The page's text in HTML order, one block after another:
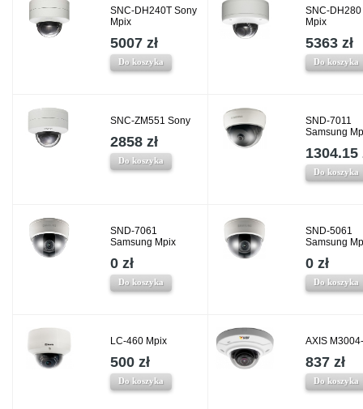
SNC-DH240T Sony
Mpix
5007 zł
Do koszyka
SNC-
Mpix
5363 zł
Do koszyka
SNC-ZM551 Sony
2858 zł
Do koszyka
SND-7011
Samsung
1304.15
Do koszyka
SND-7061
Samsung Mpix
0 zł
Do koszyka
SND-5061
Samsung
0 zł
Do koszyka
LC-460 Mpix
500 zł
Do koszyka
AXIS
837 zł
Do koszyka